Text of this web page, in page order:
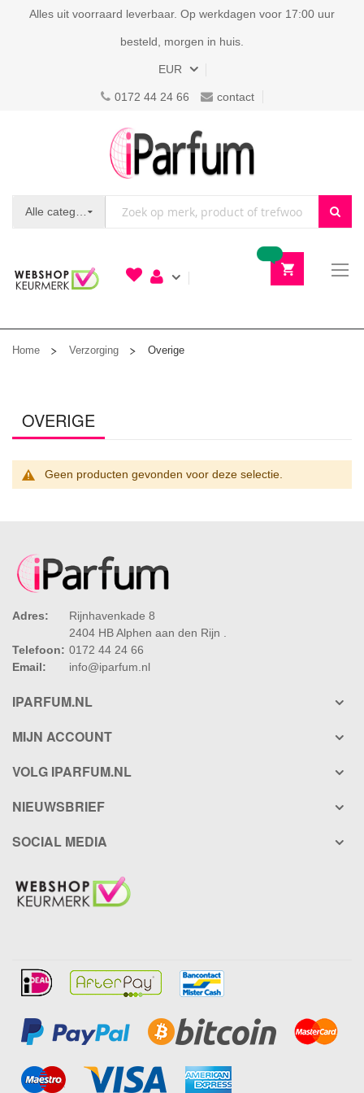
Alles uit voorraard leverbaar. Op werkdagen voor 17:00 uur
besteld, morgen in huis.
EUR
0172 44 24 66 contact
Home Verzorging Overige
OVERIGE
Geen producten gevonden voor deze selectie.
Adres:
Rijnhavenkade 8
2404 HB Alphen aan den Rijn .
Telefoon: 0172 44 24 66
Email:
info@iparfum.nl
IPARFUM.NL
MIJN ACCOUNT
VOLG IPARFUM.NL
NIEUWSBRIEF
SOCIAL MEDIA